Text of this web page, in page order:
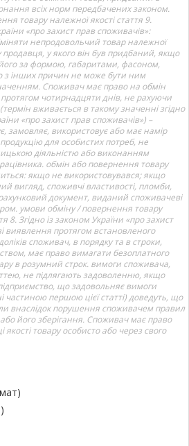
всіх норм передбачених законом.
товару належної якості стаття 9.
«про захист прав споживачів»:
непродовольчий товар належної
продавця, у якого він був придбаний, якщо
за формою, габаритами, фасоном,
з інших причин не може бути ним
Споживач має право на обмін
протягом чотирнадцяти днів, не рахуючи
вживається в такому значенні згідно
«про захист прав споживачів») –
замовляє, використовує або має намір
для особистих потреб, не
діяльністю або виконанням
обмін або повернення товару
якщо не використовувався; якщо
вигляд, споживчі властивості, пломби,
документ, виданий споживачеві
умови обміну / повернення товару
8. Згідно із законом України «про захист
виявлення протягом встановленого
споживач, в порядку та в строки,
має право вимагати безоплатного
в розумний строк. вимоги споживача,
не підлягають задоволенню, якщо
що задовольняє вимоги
частиною першою цієї статті) доведуть, що
внаслідок порушення споживачем правил
його зберігання. Споживач має право
якості товару особисто або через свого